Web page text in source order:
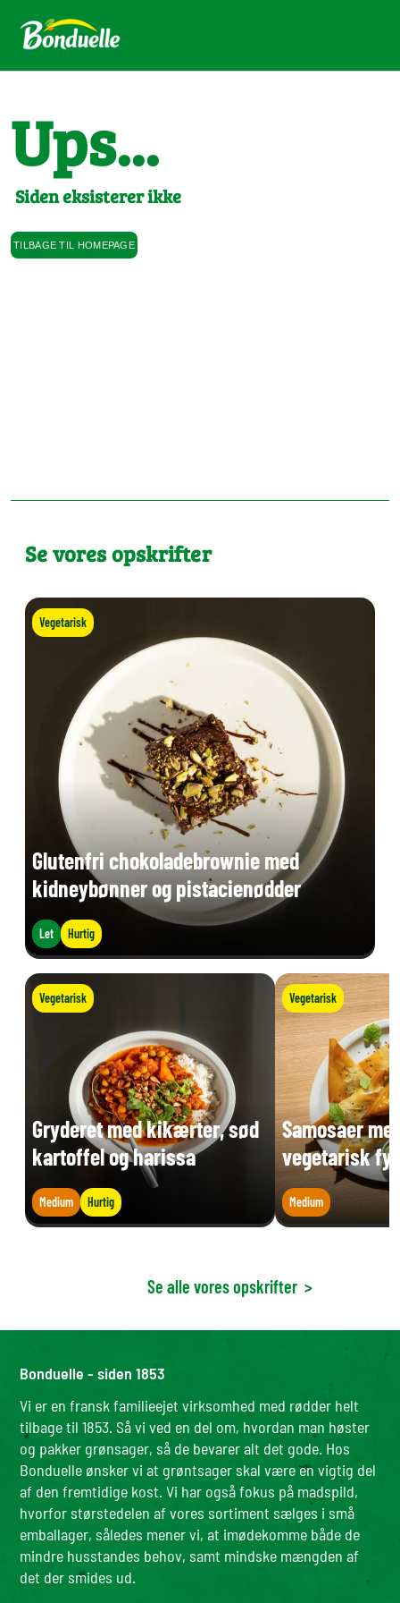
Ups...
Siden eksisterer ikke
TILBAGE TIL HOMEPAGE
Se vores opskrifter
Vegetarisk
Glutenfri chokoladebrownie med
kidneybønner og pistacienødder
Let Hurtig
Vegetarisk
Gryderet med kikærter, sød
kartoffel og harissa
Medium Hurtig
Vegetarisk
Samosaer
vegetarisk
Medium
Se alle vores opskrifter >
Bonduelle - siden 1853
Vi er en fransk familieejet virksomhed med rødder helt
tilbage til 1853. Så vi ved en del om, hvordan man høster
og pakker grønsager, så de bevarer alt det gode. Hos
Bonduelle ønsker vi at grøntsager skal være en vigtig del
af den fremtidige kost. Vi har også fokus på madspild,
hvorfor størstedelen af vores sortiment sælges i små
emballager, således mener vi, at imødekomme både de
mindre husstandes behov, samt mindske mængden af
det der smides ud.